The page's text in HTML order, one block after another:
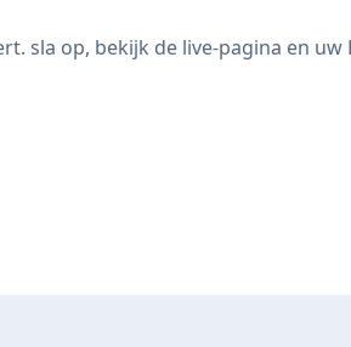
sla op, bekijk de live-pagina en uw